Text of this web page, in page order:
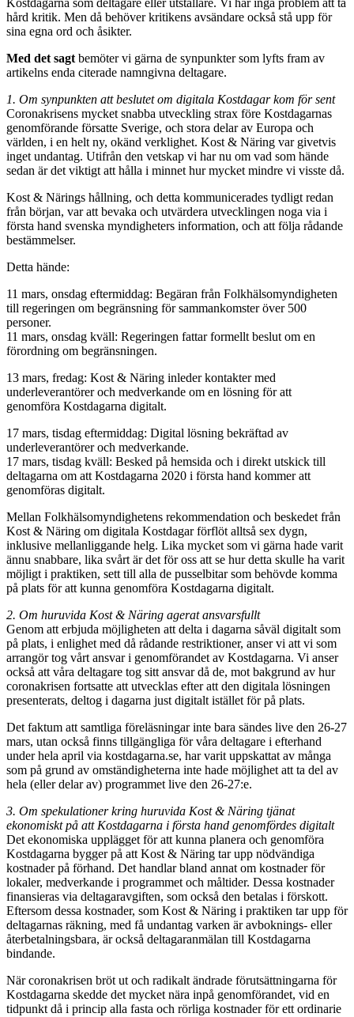
hård kritik. Men då behöver kritikens avsändare också stå upp för
sina egna ord och åsikter.
Med det sagt bemöter vi gärna de synpunkter som lyfts fram av
artikelns enda citerade namngivna deltagare.
1. Om synpunkten att beslutet om digitala Kostdagar kom för sent
Coronakrisens mycket snabba utveckling strax före Kostdagarnas
genomförande försatte Sverige, och stora delar av Europa och
världen, i en helt ny, okänd verklighet. Kost & Näring var givetvis
inget undantag. Utifrån den vetskap vi har nu om vad som hände
sedan är det viktigt att hålla i minnet hur mycket mindre vi visste då.
Kost & Närings hållning, och detta kommunicerades tydligt redan
från början, var att bevaka och utvärdera utvecklingen noga via i
första hand svenska myndigheters information, och att följa rådande
bestämmelser.
Detta hände:
11 mars, onsdag eftermiddag: Begäran från Folkhälsomyndigheten
till regeringen om begränsning för sammankomster över 500
personer.
11 mars, onsdag kväll: Regeringen fattar formellt beslut om en
förordning om begränsningen.
13 mars, fredag: Kost & Näring inleder kontakter med
underleverantörer och medverkande om en lösning för att
genomföra Kostdagarna digitalt.
17 mars, tisdag eftermiddag: Digital lösning bekräftad av
underleverantörer och medverkande.
17 mars, tisdag kväll: Besked på hemsida och i direkt utskick till
deltagarna om att Kostdagarna 2020 i första hand kommer att
genomföras digitalt.
Mellan Folkhälsomyndighetens rekommendation och beskedet från
Kost & Näring om digitala Kostdagar förflöt alltså sex dygn,
inklusive mellanliggande helg. Lika mycket som vi gärna hade varit
ännu snabbare, lika svårt är det för oss att se hur detta skulle ha varit
möjligt i praktiken, sett till alla de pusselbitar som behövde komma
på plats för att kunna genomföra Kostdagarna digitalt.
2. Om huruvida Kost & Näring agerat ansvarsfullt
Genom att erbjuda möjligheten att delta i dagarna såväl digitalt som
på plats, i enlighet med då rådande restriktioner, anser vi att vi som
arrangör tog vårt ansvar i genomförandet av Kostdagarna. Vi anser
också att våra deltagare tog sitt ansvar då de, mot bakgrund av hur
coronakrisen fortsatte att utvecklas efter att den digitala lösningen
presenterats, deltog i dagarna just digitalt istället för på plats.
Det faktum att samtliga föreläsningar inte bara sändes live den 26-27
mars, utan också finns tillgängliga för våra deltagare i efterhand
under hela april via kostdagarna.se, har varit uppskattat av många
som på grund av omständigheterna inte hade möjlighet att ta del av
hela (eller delar av) programmet live den 26-27:e.
3. Om spekulationer kring huruvida Kost & Näring tjänat
ekonomiskt på att Kostdagarna i första hand genomfördes digitalt
Det ekonomiska upplägget för att kunna planera och genomföra
Kostdagarna bygger på att Kost & Näring tar upp nödvändiga
kostnader på förhand. Det handlar bland annat om kostnader för
lokaler, medverkande i programmet och måltider. Dessa kostnader
finansieras via deltagaravgiften, som också den betalas i förskott.
Eftersom dessa kostnader, som Kost & Näring i praktiken tar upp för
deltagarnas räkning, med få undantag varken är avboknings- eller
återbetalningsbara, är också deltagaranmälan till Kostdagarna
bindande.
När coronakrisen bröt ut och radikalt ändrade förutsättningarna för
Kostdagarna skedde det mycket nära inpå genomförandet, vid en
tidpunkt då i princip alla fasta och rörliga kostnader för ett ordinarie